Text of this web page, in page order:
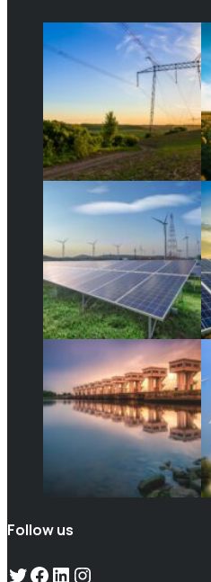
Follow us
Twitter
Facebook
LinkedIn
Instagram